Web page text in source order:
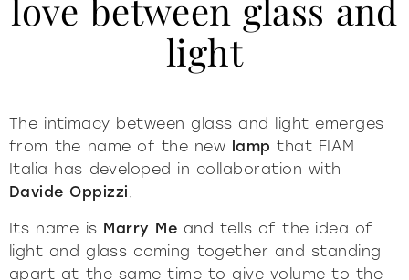
love between glass and
light
The intimacy between glass and light emerges
from the name of the new lamp that FIAM
Italia has developed in collaboration with
Davide Oppizzi.
Its name is Marry Me and tells of the idea of
light and glass coming together and standing
apart at the same time to give volume to the